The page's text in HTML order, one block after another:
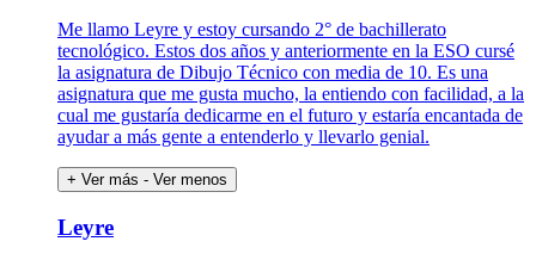
Me llamo Leyre y estoy cursando 2° de bachillerato
tecnológico. Estos dos años y anteriormente en la ESO cursé
la asignatura de Dibujo Técnico con media de 10. Es una
asignatura que me gusta mucho, la entiendo con facilidad, a la
cual me gustaría dedicarme en el futuro y estaría encantada de
ayudar a más gente a entenderlo y llevarlo genial.
+ Ver más - Ver menos
Leyre